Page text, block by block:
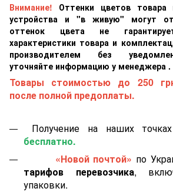
Внимание!
Оттенки цветов товара
устройства и "в живую" могут
оттенок цвета не
характеристики товара и
производителем без
уточняйте информацию у менеджера .
Товары стоимостью до 250
после полной предоплаты.
Получение на наших
бесплатно.
«Новой почтой» по
тарифов перевозчика,
упаковки.